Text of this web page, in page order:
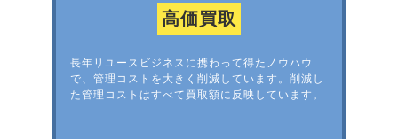
高価買取
長年リユースビジネスに携わって得たノウハウ
で、管理コストを大きく削減しています。削減し
た管理コストはすべて買取額に反映しています。